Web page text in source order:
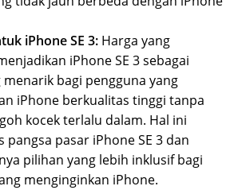
iPhone SE 3: Harga yang
iPhone SE 3 sebagai
bagi pengguna yang
iPhone berkualitas tinggi tanpa
kocek terlalu dalam. Hal ini
pangsa pasar iPhone SE 3 dan
pilihan yang lebih inklusif bagi
menginginkan iPhone.